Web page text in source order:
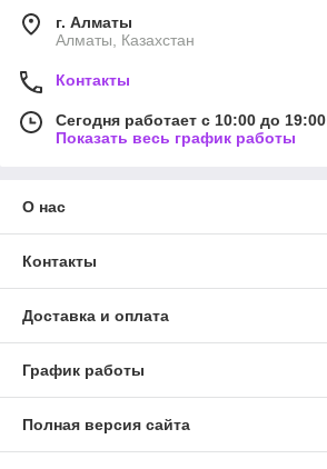
г. Алматы
Алматы, Казахстан
Контакты
Сегодня работает с 10:00 до 19:00
Показать весь график работы
О нас
Контакты
Доставка и оплата
График работы
Полная версия сайта